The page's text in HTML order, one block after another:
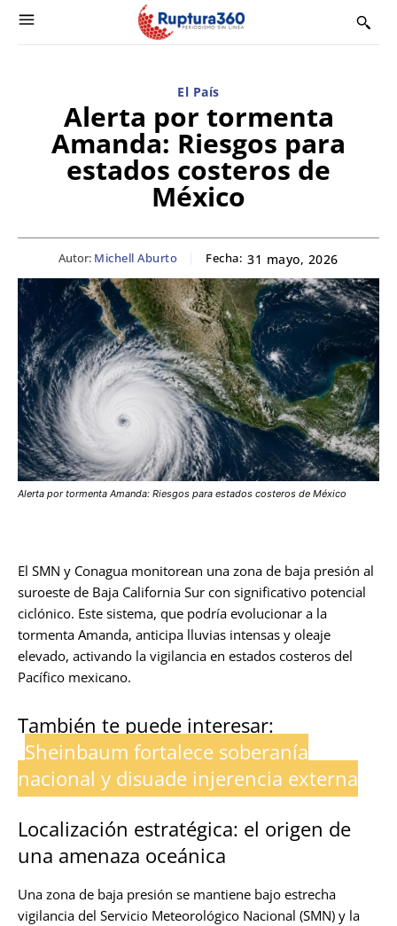
El País
Alerta por tormenta
Amanda: Riesgos para
estados costeros de
México
Autor: Michell Aburto Fecha: 31 mayo, 2026
Alerta por tormenta Amanda: Riesgos para estados costeros de México
El SMN y Conagua monitorean una zona de baja presión al
suroeste de Baja California Sur con significativo potencial
ciclónico. Este sistema, que podría evolucionar a la
tormenta Amanda, anticipa lluvias intensas y oleaje
elevado, activando la vigilancia en estados costeros del
Pacífico mexicano.
También te puede interesar:
Sheinbaum fortalece soberanía
nacional y disuade injerencia externa
Localización estratégica: el origen de
una amenaza oceánica
Una zona de baja presión se mantiene bajo estrecha
vigilancia del Servicio Meteorológico Nacional (SMN) y la